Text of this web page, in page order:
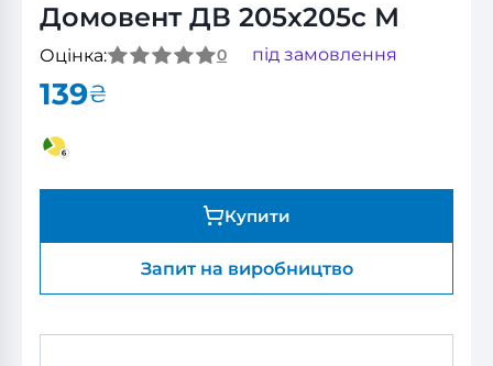
Домовент ДВ 205x205с М
Оцінка: 0 під замовлення
139₴
Купити
Запит на виробництво